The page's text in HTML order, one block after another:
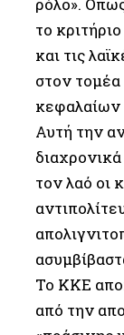
το
και τις
στον
κεφαλαίων
Αυτή την
τον λαό οι
Το ΚΚΕ
από την